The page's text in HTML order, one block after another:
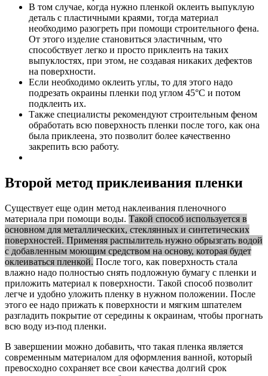
В том случае, когда нужно пленкой оклеить выпуклую
деталь с пластичными краями, тогда материал
необходимо разогреть при помощи строительного фена.
От этого изделие становиться эластичным, что
способствует легко и просто приклеить на таких
выпуклостях, при этом, не создавая никаких дефектов
на поверхности.
Если необходимо оклеить углы, то для этого надо
подрезать окраины пленки под углом 45°С и потом
подклеить их.
Также специалисты рекомендуют строительным феном
обработать всю поверхность пленки после того, как она
была приклеена, это позволит более качественно
закрепить всю работу.
Второй метод приклеивания пленки
Существует еще один метод наклеивания пленочного
материала при помощи воды. Такой способ используется в
основном для металлических, стеклянных и синтетических
поверхностей. Применяя распылитель нужно обрызгать водой
с добавленным моющим средством на основу, которая будет
оклеиваться пленкой. После того, как поверхность стала
влажно надо полностью снять подложную бумагу с пленки и
приложить материал к поверхности. Такой способ позволит
легче и удобно уложить пленку в нужном положении. После
этого ее надо прижать к поверхности и мягким шпателем
разгладить покрытие от середины к окраинам, чтобы прогнать
всю воду из-под пленки.
В завершении можно добавить, что такая пленка является
современным материалом для оформления ванной, который
превосходно сохраняет все свои качества долгий срок